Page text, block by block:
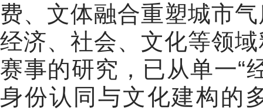
费、文体融合重塑城市
经济、社会、文化等领
赛事的研究，已从单一“
身份认同与文化建构的